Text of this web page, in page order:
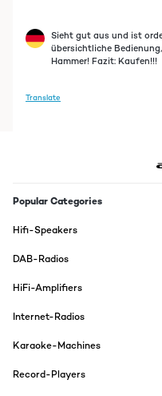
Sieht gut aus und ist
übersichtliche
Hammer! Fazit: Kaufen!!!
Translate
Popular Categories
Hifi-Speakers
DAB-Radios
HiFi-Amplifiers
Internet-Radios
Karaoke-Machines
Record-Players